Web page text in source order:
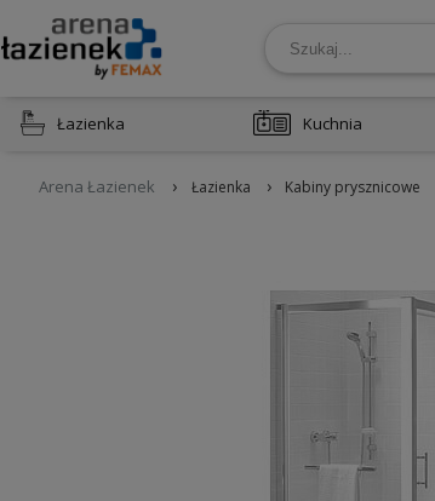
Łazienka Kuchnia
Arena Łazienek › Łazienka › Kabiny prysznicowe